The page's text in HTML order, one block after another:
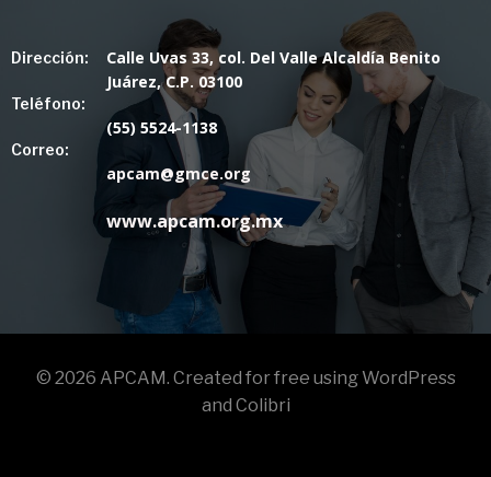
Dirección:
Teléfono:
Correo:
Calle Uvas 33, col. Del Valle Alcaldía Benito
Juárez, C.P. 03100
(55) 5524-1138
apcam@gmce.org
www.apcam.org.mx
© 2026 APCAM. Created for free using WordPress
and Colibri